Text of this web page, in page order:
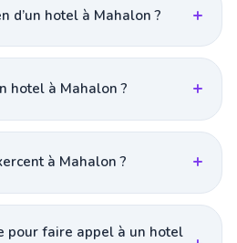
d’un hotel à Mahalon ?
hotel à Mahalon ?
à Mahalon ?
pour faire appel à un hotel